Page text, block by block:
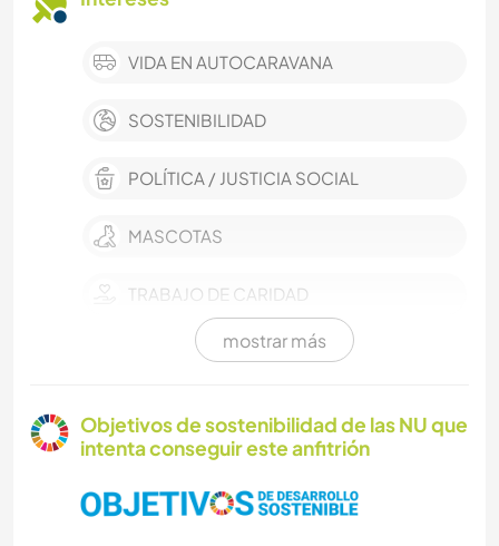
VIDA EN AUTOCARAVANA
SOSTENIBILIDAD
POLÍTICA / JUSTICIA SOCIAL
MASCOTAS
TRABAJO DE CARIDAD
CUIDADO DE PLANTAS
mostrar más
Objetivos de sostenibilidad de las NU que
intenta conseguir este anfitrión